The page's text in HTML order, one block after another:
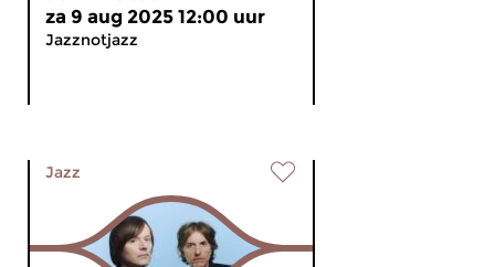
za 9 aug 2025 12:00 uur
Jazznotjazz
Jazz